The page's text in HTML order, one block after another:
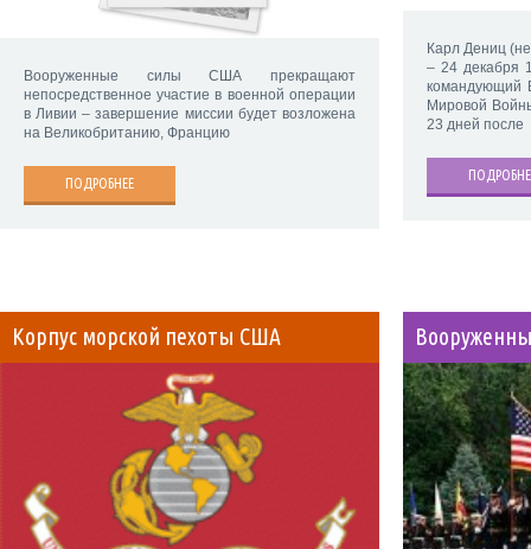
Вооруженные силы США прекращают
непосредственное участие в военной операции
в Ливии – завершение миссии будет возложена
на Великобританию, Францию
ПОДРОБНЕЕ
Карл Дениц
– 24 декабря
командующий
Мировой
23 дней после
Корпус морской пехоты США